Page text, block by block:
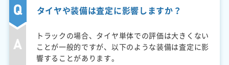
タイヤや装備は査定に影響しますか？
トラックの場合、タイヤ単体での評価は大きくない
ことが一般的ですが、以下のような装備は査定に影
響することがあります。